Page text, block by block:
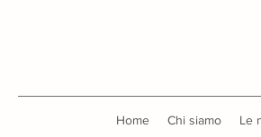
Home Chi siamo Le